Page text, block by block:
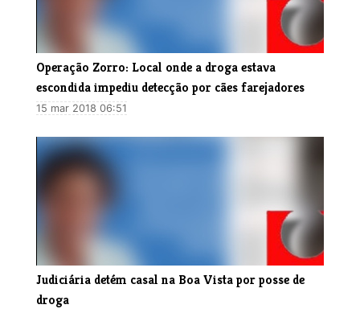
Operação Zorro: Local onde a droga estava
escondida impediu detecção por cães farejadores
15 mar 2018 06:51
Judiciária detém casal na Boa Vista por posse de
droga